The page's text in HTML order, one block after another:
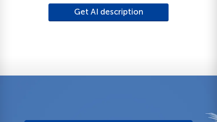
Get AI description